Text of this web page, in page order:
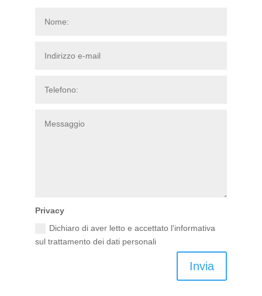
Privacy
Dichiaro di aver letto e accettato l'informativa
sul trattamento dei dati personali
Invia